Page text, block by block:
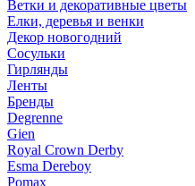
Ветки и декоративные цветы
Елки, деревья и венки
Декор новогодний
Сосульки
Гирлянды
Ленты
Бренды
Degrenne
Gien
Royal Crown Derby
Esma Dereboy
Pomax